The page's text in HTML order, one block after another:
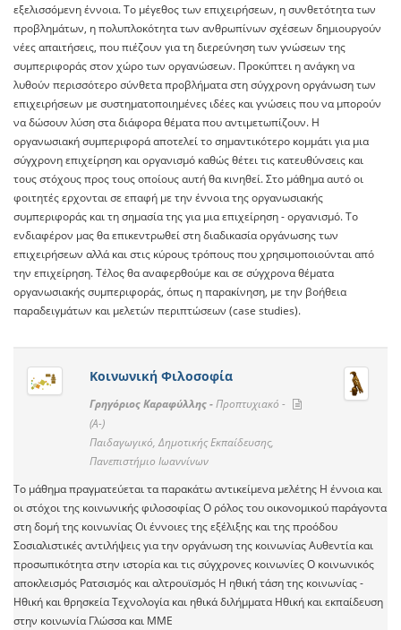
εξελισσόμενη έννοια. Το μέγεθος των επιχειρήσεων, η συνθετότητα των
προβλημάτων, η πολυπλοκότητα των ανθρωπίνων σχέσεων δημιουργούν
νέες απαιτήσεις, που πιέζουν για τη διερεύνηση των γνώσεων της
συμπεριφοράς στον χώρο των οργανώσεων. Προκύπτει η ανάγκη να
λυθούν περισσότερο σύνθετα προβλήματα στη σύγχρονη οργάνωση των
επιχειρήσεων με συστηματοποιημένες ιδέες και γνώσεις που να μπορούν
να δώσουν λύση στα διάφορα θέματα που αντιμετωπίζουν. Η
οργανωσιακή συμπεριφορά αποτελεί το σημαντικότερο κομμάτι για μια
σύγχρονη επιχείρηση και οργανισμό καθώς θέτει τις κατευθύνσεις και
τους στόχους προς τους οποίους αυτή θα κινηθεί. Στο μάθημα αυτό οι
φοιτητές ερχονται σε επαφή με την έννοια της οργανωσιακής
συμπεριφοράς και τη σημασία της για μια επιχείρηση - οργανισμό. Το
ενδιαφέρον μας θα επικεντρωθεί στη διαδικασία οργάνωσης των
επιχειρήσεων αλλά και στις κύρους τρόπους που χρησιμοποιούνται από
την επιχείρηση. Τέλος θα αναφερθούμε και σε σύγχρονα θέματα
οργανωσιακής συμπεριφοράς, όπως η παρακίνηση, με την βοήθεια
παραδειγμάτων και μελετών περιπτώσεων (case studies).
Κοινωνική Φιλοσοφία
Γρηγόριος Καραφύλλης -Προπτυχιακό -
(A-)
Παιδαγωγικό, Δημοτικής Εκπαίδευσης,
Πανεπιστήμιο Ιωαννίνων
Το μάθημα πραγματεύεται τα παρακάτω αντικείμενα μελέτης H έννοια και
οι στόχοι της κοινωνικής φιλοσοφίας Ο ρόλος του οικονομικού παράγοντα
στη δομή της κοινωνίας Οι έννοιες της εξέλιξης και της προόδου
Σοσιαλιστικές αντιλήψεις για την οργάνωση της κοινωνίας Αυθεντία και
προσωπικότητα στην ιστορία και τις σύγχρονες κοινωνίες Ο κοινωνικός
αποκλεισμός Ρατσισμός και αλτρουϊσμός Η ηθική τάση της κοινωνίας -
Ηθική και θρησκεία Τεχνολογία και ηθικά διλήμματα Ηθική και εκπαίδευση
στην κοινωνία Γλώσσα και ΜΜΕ